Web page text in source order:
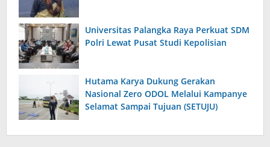
Universitas Palangka Raya Perkuat SDM
Polri Lewat Pusat Studi Kepolisian
Hutama Karya Dukung Gerakan
Nasional Zero ODOL Melalui Kampanye
Selamat Sampai Tujuan (SETUJU)